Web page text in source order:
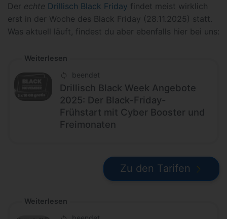
Der echte Drillisch Black Friday findet meist wirklich
erst in der Woche des Black Friday (28.11.2025) statt.
Was aktuell läuft, findest du aber ebenfalls hier bei uns:
Weiterlesen
beendet
Drillisch Black Week Angebote
2025: Der Black-Friday-
Frühstart mit Cyber Booster und
Freimonaten
Zu den Tarifen
Weiterlesen